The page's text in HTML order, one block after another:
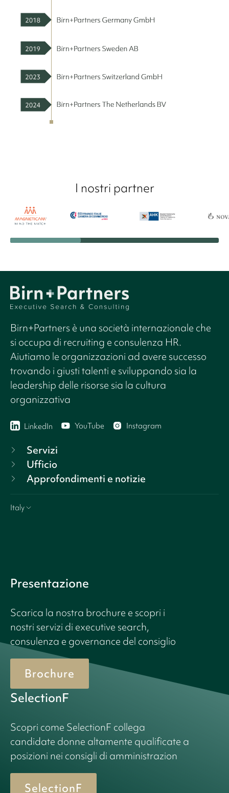
I nostri partner
Birn+Partners è una società internazionale che
si occupa di recruiting e consulenza HR.
Aiutiamo le organizzazioni ad avere successo
trovando i giusti talenti e sviluppando sia la
leadership delle risorse sia la cultura
organizzativa
LinkedIn YouTube Instagram
Servizi
Ufficio
Approfondimenti e notizie
Italy
Presentazione
Scarica la nostra brochure e scopri i
nostri servizi di executive search,
consulenza e governance del consiglio
Brochure
SelectionF
Scopri come SelectionF collega
candidate donne altamente qualificate a
posizioni nei consigli di amministrazion
SelectionF